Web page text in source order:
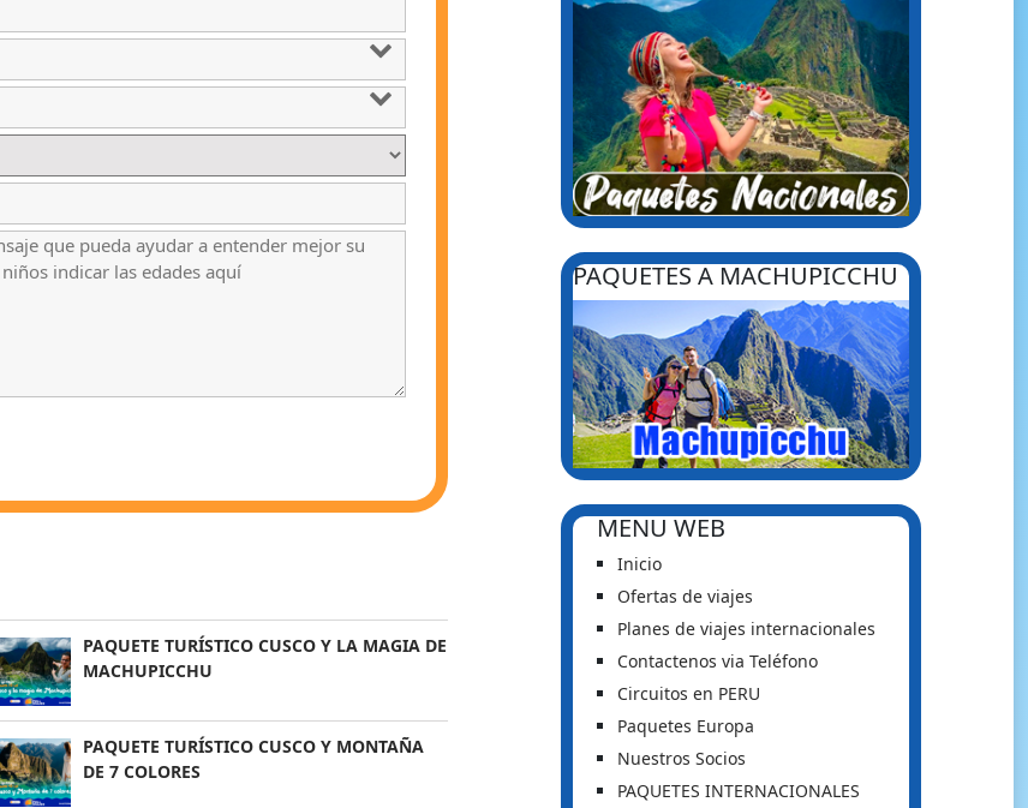
PAQUETE TURÍSTICO CUSCO Y LA MAGIA DE
MACHUPICCHU
PAQUETE TURÍSTICO CUSCO Y MONTAÑA
DE 7 COLORES
PAQUETES A MACHUPICCHU
MENU WEB
Inicio
Ofertas de viajes
Planes de viajes internacionales
Contactenos via Teléfono
Circuitos en PERU
Paquetes Europa
Nuestros Socios
PAQUETES INTERNACIONALES